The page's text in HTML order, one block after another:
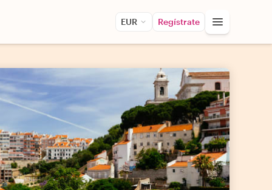
EUR Regístrate